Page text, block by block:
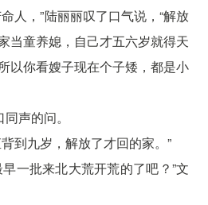
人，”陆丽丽叹了口气说，“解放
当童养媳，自己才五六岁就得天
以你看嫂子现在个子矮，都是小
声的问。
到九岁，解放了才回的家。”
一批来北大荒开荒的了吧？”文